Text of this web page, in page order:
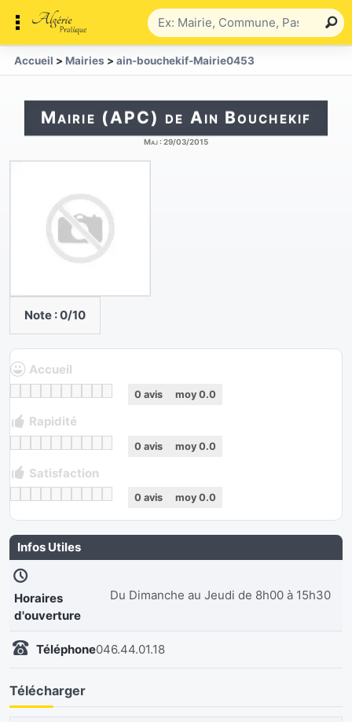
Accueil > Mairies > ain-bouchekif-Mairie0453
Mairie (APC) de Ain Bouchekif
Maj : 29/03/2015
Note :0/10
Accueil
0 avis moy 0.0
Rapidité
0 avis moy 0.0
Satisfaction
0 avis moy 0.0
Infos Utiles
Horaires
d'ouverture
Du Dimanche au Jeudi de 8h00 à 15h30
Téléphone046.44.01.18
Télécharger